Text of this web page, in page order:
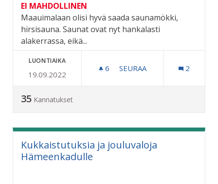
EI MAHDOLLINEN
Maauimalaan olisi hyvä saada saunamökki,
hirsisauna. Saunat ovat nyt hankalasti
alakerrassa, eikä...
LUONTIAIKA
19.09.2022
6 6 SEURAAJAA
SEURAA 2
35 Kannatukset
Kukkaistutuksia ja jouluvaloja
Hämeenkadulle